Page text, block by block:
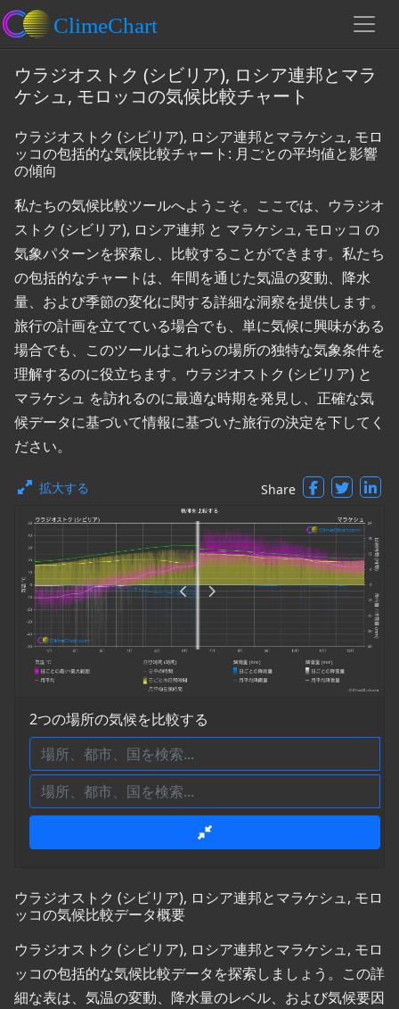
ウラジオストク (シビリア), ロシア連邦とマラ
ケシュ, モロッコの気候比較チャート
ウラジオストク (シビリア), ロシア連邦とマラケシュ, モロ
ッコの包括的な気候比較チャート: 月ごとの平均値と影響
の傾向
私たちの気候比較ツールへようこそ。ここでは、ウラジオ
ストク (シビリア), ロシア連邦 と マラケシュ, モロッコ の
気象パターンを探索し、比較することができます。私たち
の包括的なチャートは、年間を通じた気温の変動、降水
量、および季節の変化に関する詳細な洞察を提供します。
旅行の計画を立てている場合でも、単に気候に興味がある
場合でも、このツールはこれらの場所の独特な気象条件を
理解するのに役立ちます。ウラジオストク (シビリア) と
マラケシュ を訪れるのに最適な時期を発見し、正確な気
候データに基づいて情報に基づいた旅行の決定を下してく
ださい。
拡大する Share
2つの場所の気候を比較する
ウラジオストク (シビリア), ロシア連邦とマラケシュ, モロ
ッコの気候比較データ概要
ウラジオストク (シビリア), ロシア連邦とマラケシュ, モロ
ッコの包括的な気候比較データを探索しましょう。この詳
細な表は、気温の変動、降水量のレベル、および気候要因